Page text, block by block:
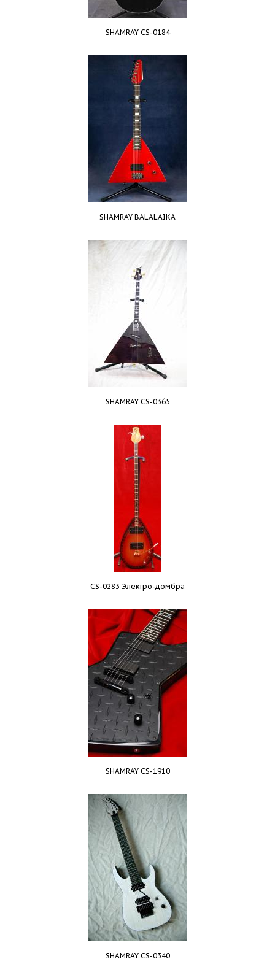
SHAMRAY CS-0184
SHAMRAY BALALAIKA
SHAMRAY CS-0365
CS-0283 Электро-домбра
SHAMRAY CS-1910
SHAMRAY CS-0340